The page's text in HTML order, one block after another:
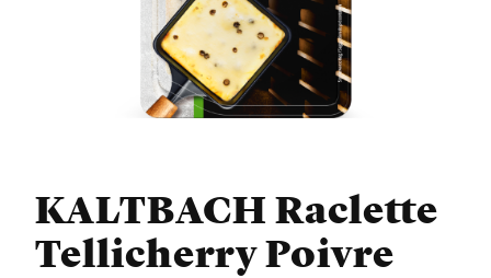
KALTBACH Raclette
Tellicherry Poivre